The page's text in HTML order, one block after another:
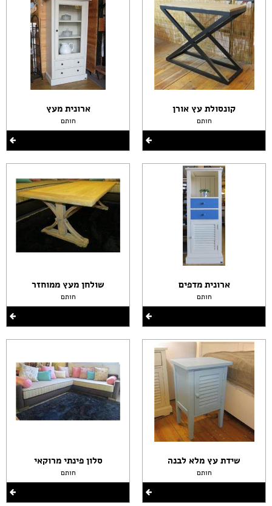
קונסולת עץ אורן
חותם
ארונית מדפים
חותם
שידת עץ מלא לבנה
חותם
ארונית מעץ
חותם
שולחן מעץ ממוחזר
חותם
סלון פינתי מרוקאי
חותם